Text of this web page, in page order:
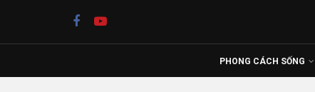
PHONG CÁCH SỐNG